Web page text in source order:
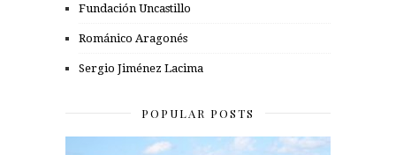
Fundación Uncastillo
Románico Aragonés
Sergio Jiménez Lacima
POPULAR POSTS